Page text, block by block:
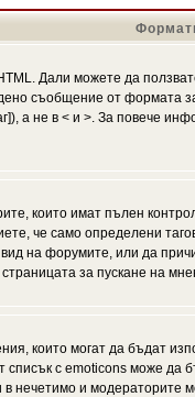
Дали можете да
съобщение от формата
а не в < и >. За повече
които имат пълен
че само определени
на форумите, или да
за пускане на
които могат да бъдат
списък с emoticons може да
нечетимо и модераторите